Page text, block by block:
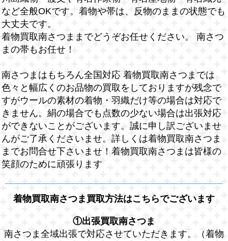
など全般OKです。着物や帯は、反物のままの状態でも
大丈夫です。
着物買取南さつままでどうぞお任せください。 南さつ
まの帯もお任せ！
南さつまはもちろん全国対応 着物買取南さつまでは
色々と幅広くのお品物の買取をしておりますが残念で
すがウールの素材の着物・羽織だけ等の場合は対応で
きません。絹の場合でも点数の少ない場合は出張対応
ができないことがございます。誠に申し訳ございませ
んがご了承くださいませ。詳しくは着物買取南さつま
までお問合せ下さいませ！着物買取南さつまは皆様の
笑顔のために頑張ります
着物買取南さつま買取方法はこちらでございます
①出張買取南さつま
南さつま全域出張で対応させていただきます。（着物